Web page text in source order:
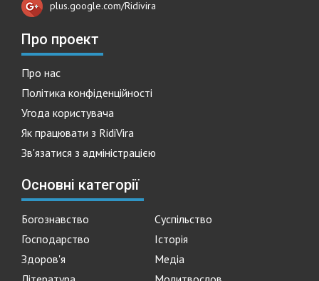
plus.google.com/Ridivira
Про проект
Про нас
Політика конфіденційності
Угода користувача
Як працювати з RidiVira
Зв'язатися з адміністрацією
Основні категорії
Богознавство
Суспільство
Господарство
Історія
Здоров'я
Медіа